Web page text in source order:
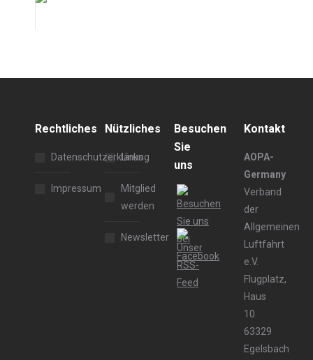
Rechtliches
Datenschutzerklärung
Impressum
Nützliches
Links
Mitglied
werden
Newsletter
Besuchen
Sie
uns
Kontakt
AOPA-
Germany
Verband
der
Allgemeinen
Luftfahrt
e.V.
Flugplatz,
Haus
10
63329
Egelsbach